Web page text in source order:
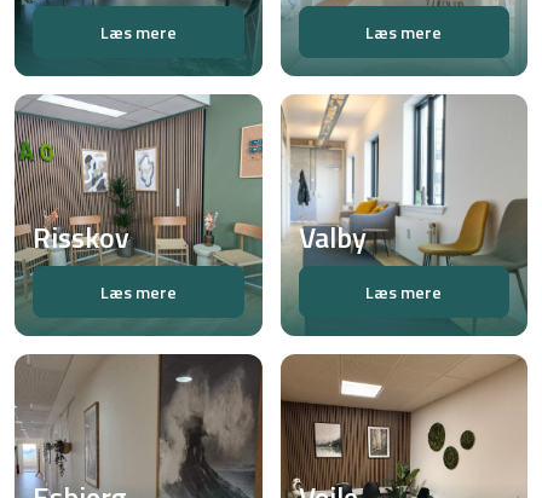
Læs mere Læs mere
Risskov
Læs mere
Valby
Læs mere